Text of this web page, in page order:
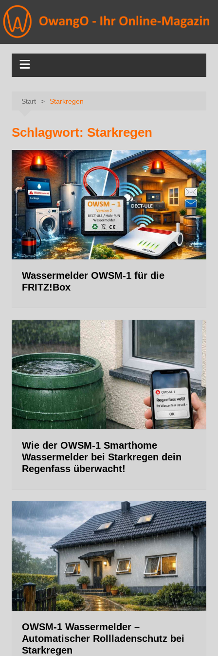
Start Starkregen
Schlagwort: Starkregen
Wassermelder OWSM‑1 für die
FRITZ!Box
Wie der OWSM‑1 Smarthome
Wassermelder bei Starkregen dein
Regenfass überwacht!
OWSM‑1 Wassermelder –
Automatischer Rollladenschutz bei
Starkregen